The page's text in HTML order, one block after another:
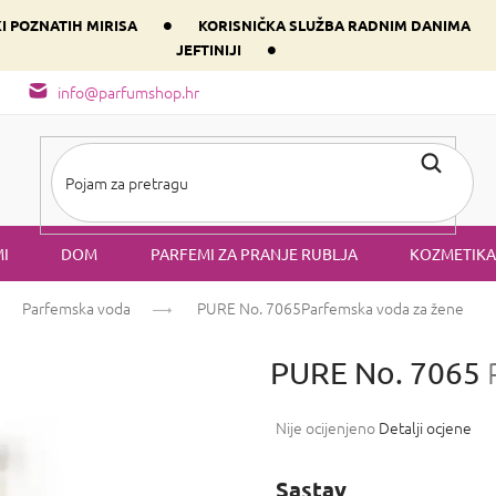
POZNATIH MIRISA • KORISNIČKA SLUŽBA RADNIM DANIMA
JEFTINIJI
•
info@parfumshop.hr
svog srca prema dominantnoj komponenti
DOM PARFEMI ZA PRANJE RUBLJA KOZMETIKA
Parfemska voda PURE No. 7065Parfemska voda za žene
PURE No. 7065
Prosječna
je
Nije ocijenjeno Detalji ocjene
Sastav